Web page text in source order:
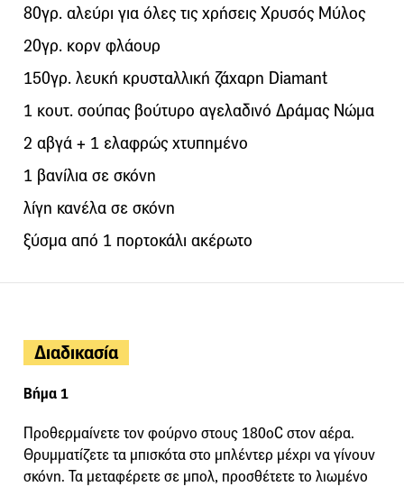
80γρ. αλεύρι για όλες τις χρήσεις Χρυσός Μύλος
20γρ. κορν φλάουρ
150γρ. λευκή κρυσταλλική ζάχαρη Diamant
1 κουτ. σούπας βούτυρο αγελαδινό Δράμας Νώμα
2 αβγά + 1 ελαφρώς χτυπημένο
1 βανίλια σε σκόνη
λίγη κανέλα σε σκόνη
ξύσμα από 1 πορτοκάλι ακέρωτο
Διαδικασία
Βήμα 1
Προθερμαίνετε τον φούρνο στους 180οC στον αέρα.
Θρυμματίζετε τα μπισκότα στο μπλέντερ μέχρι να γίνουν
σκόνη. Τα μεταφέρετε σε μπολ, προσθέτετε το λιωμένο